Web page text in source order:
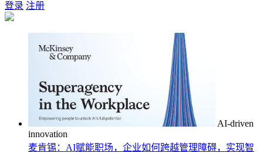
登录 注册
AI-driven
innovation
麦肯锡：AI赋能职场，企业如何跨越管理障碍，实现智